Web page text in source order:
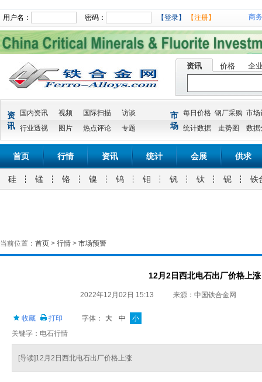
用户名： 密码： 【登录】 【注册】 商
资讯 价格 企
资
讯
国内资讯 视频 国际扫描
访谈
行业透视
图片 热点评论 专题
市
场
每日价格 钢厂采购 市场
统计数据
走势图 数据
首页 行情 资讯 统计 会展 供求
硅 锰 铬 镍 钨 钼 钒 钛 铌 铁
当前位置： 首页 > 行情 > 市场预警
12月2日西北电石出厂价格上涨
2022年12月02日 15:13 来源：中国铁合金网
收藏 打印 字体： 大 中
小
关键字：电石行情
[导读]12月2日西北电石出厂价格上涨